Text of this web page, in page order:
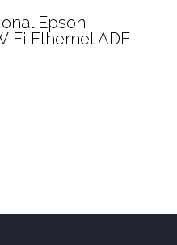
Epson
A3+ WiFi Ethernet